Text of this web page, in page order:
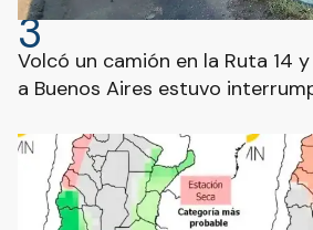
3
Volcó un camión en la Ruta 14
a Buenos Aires estuvo